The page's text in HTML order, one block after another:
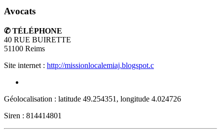
Avocats
✆ TÉLÉPHONE
40 RUE BUIRETTE
51100 Reims
Site internet : http://missionlocalemiaj.blogspot.c
Géolocalisation : latitude 49.254351, longitude 4.024726
Siren : 814414801